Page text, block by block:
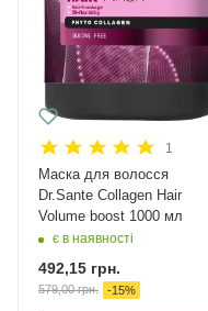
1
Маска для волосся
Dr.Sante Collagen Hair
Volume boost 1000 мл
є в наявності
492,15 грн.
579,00грн. -15%